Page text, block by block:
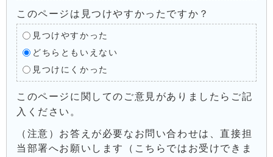
このページは見つけやすかったですか？
見つけやすかった
どちらともいえない
見つけにくかった
このページに関してのご意見がありましたらご記
入ください。
（注意）お答えが必要なお問い合わせは、直接担
当部署へお願いします（こちらではお受けできま